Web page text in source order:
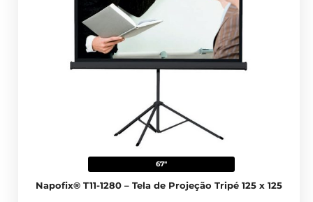
67"
Napofix® T11-1280 – Tela de Projeção Tripé 125 x 125